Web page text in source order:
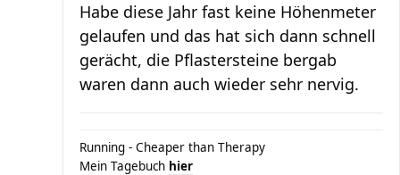
Habe diese Jahr fast keine Höhenmeter
gelaufen und das hat sich dann schnell
gerächt, die Pflastersteine bergab
waren dann auch wieder sehr nervig.
Running - Cheaper than Therapy
Mein Tagebuch hier